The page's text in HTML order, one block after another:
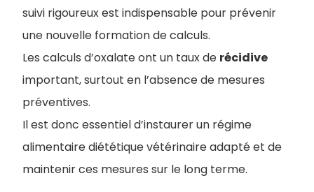
suivi rigoureux est indispensable pour prévenir
une nouvelle formation de calculs.
Les calculs d’oxalate ont un taux de récidive
important, surtout en l’absence de mesures
préventives.
Il est donc essentiel d’instaurer un régime
alimentaire diététique vétérinaire adapté et de
maintenir ces mesures sur le long terme.